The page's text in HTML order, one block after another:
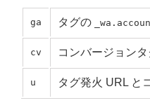
ga タグの
cv コンバージョン
u タグ発火 URL と